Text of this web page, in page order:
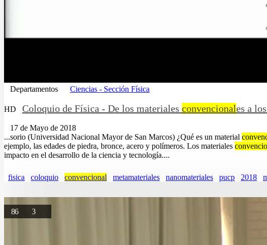
Departamentos Ciencias - Sección Física
HD Coloquio de Física - De los materiales convencionales a
17 de Mayo de 2018
...sorio (Universidad Nacional Mayor de San Marcos) ¿Qué es un material
ejemplo, las edades de piedra, bronce, acero y polímeros. Los materiales
impacto en el desarrollo de la ciencia y tecnología....
fisica coloquio convencional metamateriales nanomateriales pucp 2018
86 3